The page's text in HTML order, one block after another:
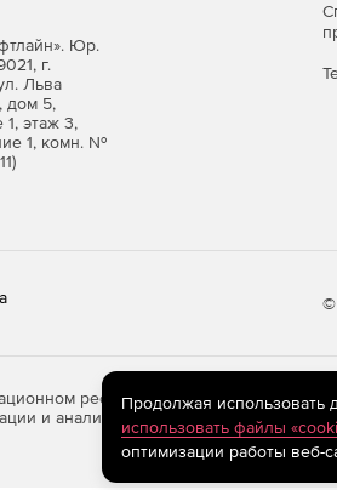
Юр.
г.
Льва
дом 5,
1, этаж 3,
1, комн. №
©
ресурсе store.softline.ru
и анализа сведений, относящихся
Продолжая использовать
использовать файлы
оптимизации работы веб-